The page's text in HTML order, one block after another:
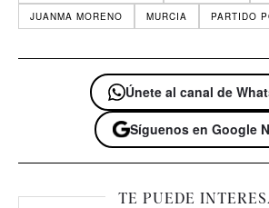
JUANMA MORENO
MURCIA PARTIDO
Únete al canal de
Síguenos en Google
TE PUEDE